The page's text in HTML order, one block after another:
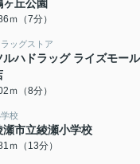
ヶ丘公園
ｍ（7分）
ラッグストア
ルハドラッグ ライズモー
ｍ（8分）
校
瀬市立綾瀬小学校
ｍ（13分）